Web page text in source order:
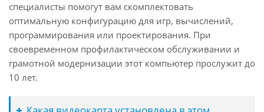
специалисты помогут вам скомплектовать
оптимальную конфигурацию для игр, вычислений,
программирования или проектирования. При
своевременном профилактическом обслуживании и
грамотной модернизации этот компьютер прослужит до
10 лет.